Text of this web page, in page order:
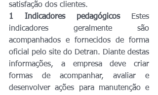
satisfação dos clientes.
1
Indicadores pedagógicos Estes
indicadores geralmente são
acompanhados e fornecidos de forma
oficial pelo site do Detran. Diante destas
informações, a empresa deve criar
formas de acompanhar, avaliar e
desenvolver ações para manutenção e